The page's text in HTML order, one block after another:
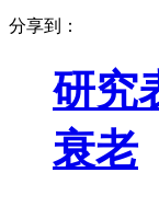
分享到：
研究
衰老